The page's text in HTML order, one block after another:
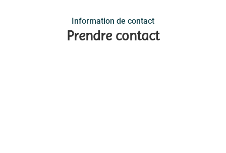
Information de contact
Prendre contact